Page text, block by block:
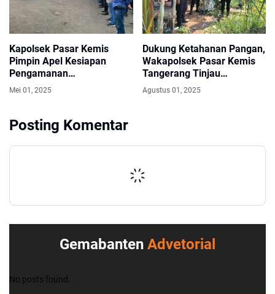
Kapolsek Pasar Kemis
Pimpin Apel Kesiapan
Pengamanan
Keberangkatan Serikat
Buruh Dalam Rangka May
Mei 01, 2025
Dukung Ketahanan Pangan,
Wakapolsek Pasar Kemis
Tangerang Tinjau
Perkembangan Tanaman
Jagung
Agustus 01, 2025
Posting Komentar
Gemabanten Advetorial
No posts found.